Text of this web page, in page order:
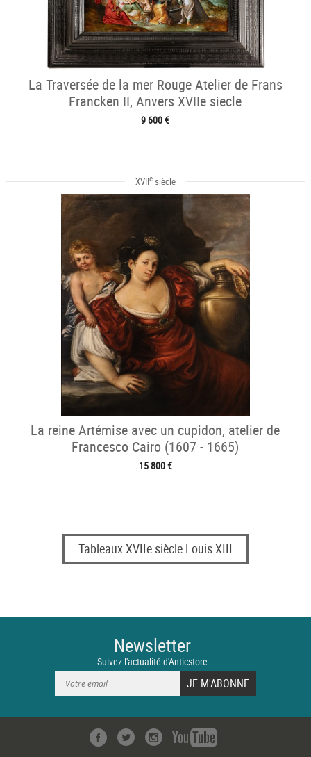
La Traversée de la mer Rouge Atelier de Frans
Francken II, Anvers XVIIe siecle
9 600 €
XVIIesiècle
La reine Artémise avec un cupidon, atelier de
Francesco Cairo (1607 - 1665)
15 800 €
Tableaux XVIIe siècle Louis XIII
Newsletter
Suivez l'actualité d'Anticstore